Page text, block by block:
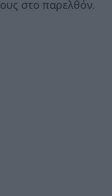
στο παρελθόν.